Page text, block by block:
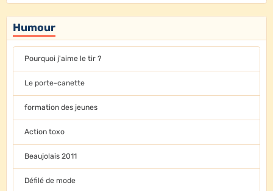
Humour
Pourquoi j'aime le tir ?
Le porte-canette
formation des jeunes
Action toxo
Beaujolais 2011
Défilé de mode